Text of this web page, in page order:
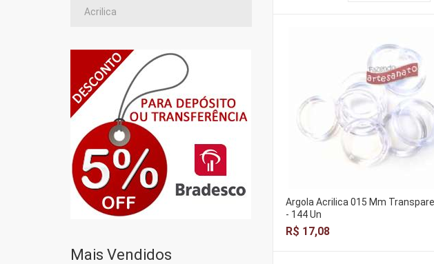
Acrilica
Mais Vendidos
Argola Acrilica 015 Mm
- 144 Un
R$ 17,08